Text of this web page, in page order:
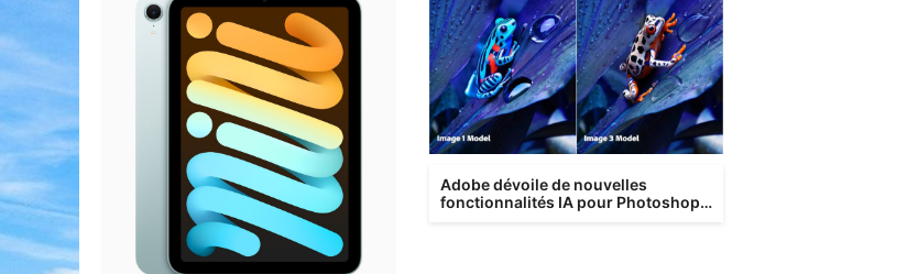
Adobe dévoile de nouvelles
fonctionnalités IA pour Photoshop,